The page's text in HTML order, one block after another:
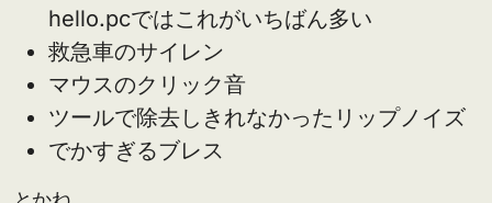
hello.pcではこれがいちばん多い
救急車のサイレン
マウスのクリック音
ツールで除去しきれなかったリップノイズ
でかすぎるブレス